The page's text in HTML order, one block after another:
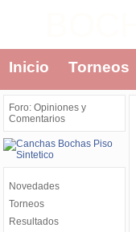
Inicio Torneos
Foro: Opiniones y
Comentarios
Novedades
Torneos
Resultados